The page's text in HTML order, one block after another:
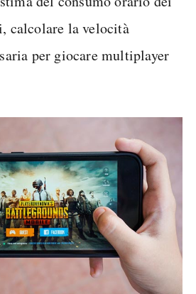
calcolare la velocità
per giocare multiplayer